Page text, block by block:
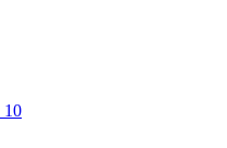
10